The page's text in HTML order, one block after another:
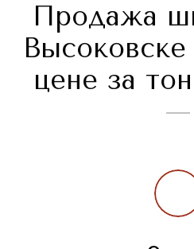
Продажа
цене за